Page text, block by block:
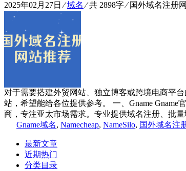
2025年02月27日 ⁄域名 ⁄ 共 2898字⁄国外域名注册
对于需要搭建外贸网站、独立博客或跨境电商平
站，希望能给各位提供参考。 一、Gname
商，专注亚太市场需求。专业提供域名注册、批
Gname域名, Namecheap, NameSilo, 国外域名注
最新文章
近期热门
分类目录